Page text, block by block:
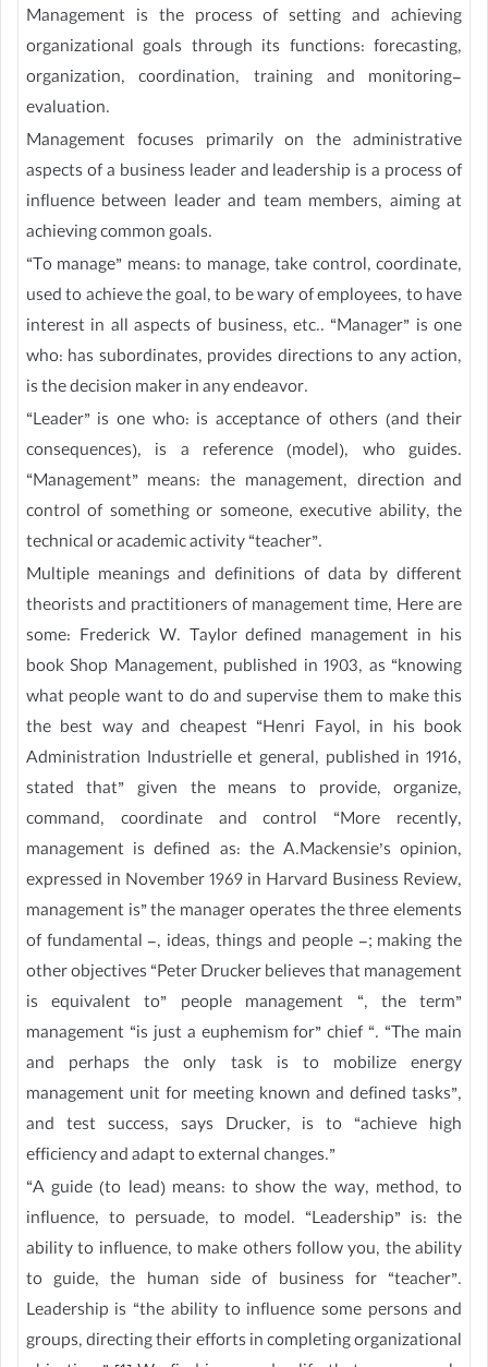
Management is the process of setting and achieving
organizational goals through its functions: forecasting,
organization, coordination, training and monitoring-
evaluation.
Management focuses primarily on the administrative
aspects of a business leader and leadership is a process of
influence between leader and team members, aiming at
achieving common goals.
“To manage” means: to manage, take control, coordinate,
used to achieve the goal, to be wary of employees, to have
interest in all aspects of business, etc.. “Manager” is one
who: has subordinates, provides directions to any action,
is the decision maker in any endeavor.
“Leader” is one who: is acceptance of others (and their
consequences), is a reference (model), who guides.
“Management” means: the management, direction and
control of something or someone, executive ability, the
technical or academic activity “teacher”.
Multiple meanings and definitions of data by different
theorists and practitioners of management time, Here are
some: Frederick W. Taylor defined management in his
book Shop Management, published in 1903, as “knowing
what people want to do and supervise them to make this
the best way and cheapest “Henri Fayol, in his book
Administration Industrielle et general, published in 1916,
stated that” given the means to provide, organize,
command, coordinate and control “More recently,
management is defined as: the A.Mackensie’s opinion,
expressed in November 1969 in Harvard Business Review,
management is” the manager operates the three elements
of fundamental -, ideas, things and people -; making the
other objectives “Peter Drucker believes that management
is equivalent to” people management “, the term”
management “is just a euphemism for” chief “. “The main
and perhaps the only task is to mobilize energy
management unit for meeting known and defined tasks”,
and test success, says Drucker, is to “achieve high
efficiency and adapt to external changes.”
“A guide (to lead) means: to show the way, method, to
influence, to persuade, to model. “Leadership” is: the
ability to influence, to make others follow you, the ability
to guide, the human side of business for “teacher”.
Leadership is “the ability to influence some persons and
groups, directing their efforts in completing organizational